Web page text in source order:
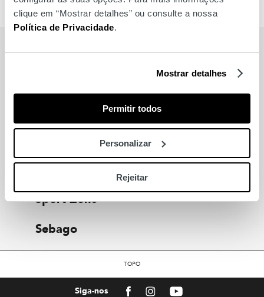
clique em “Mostrar detalhes” ou consulte a nossa
Política de Privacidade.
Mostrar detalhes
Permitir todos
Personalizar
Rejeitar
MARCAS
Wickett Jones
Yellow Metric
Sport Zone
Sebago
TOPO
Siga-nos FacebookInstagramYoutube